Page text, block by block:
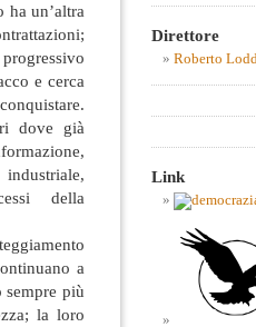
un’altra
e cerca
dove già
della
a
più
la loro
Direttore
Roberto
Link